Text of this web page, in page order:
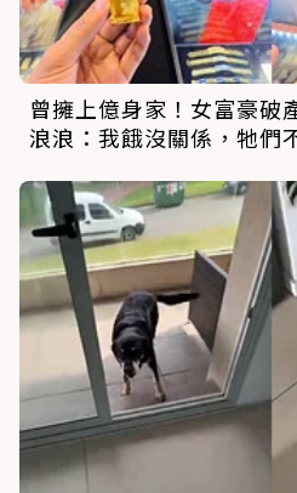
曾擁上億身家！女富豪破
浪浪：我餓沒關係，牠們